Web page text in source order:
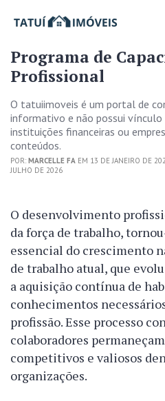
Programa de
Profissional
O tatuiimoveis é um portal de
informativo e não possui vínculo
instituições financeiras ou
conteúdos.
POR: MARCELLE FA EM 13 DE JANEIRO DE
JULHO DE 2026
O desenvolvimento
da força de trabalho,
essencial do crescimento
de trabalho atual, que
a aquisição contínua de
conhecimentos
profissão. Esse processo
colaboradores
competitivos e valiosos
organizações.